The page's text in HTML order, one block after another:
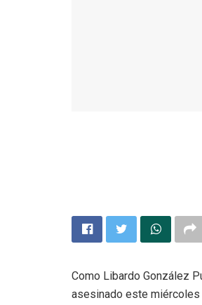
Como Libardo González
asesinado este miércoles